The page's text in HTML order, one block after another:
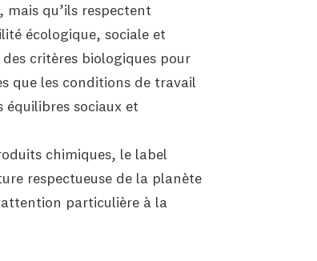
qu’ils respectent
écologique, sociale et
critères biologiques pour
que les conditions de travail
équilibres sociaux et
chimiques, le label
respectueuse de la planète
particulière à la